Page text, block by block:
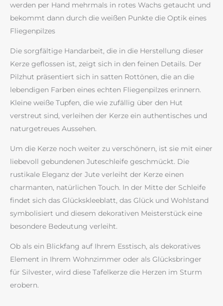
werden per Hand mehrmals in rotes Wachs getaucht und
bekommt dann durch die weißen Punkte die Optik eines
Fliegenpilzes
Die sorgfältige Handarbeit, die in die Herstellung dieser
Kerze geflossen ist, zeigt sich in den feinen Details. Der
Pilzhut präsentiert sich in satten Rottönen, die an die
lebendigen Farben eines echten Fliegenpilzes erinnern.
Kleine weiße Tupfen, die wie zufällig über den Hut
verstreut sind, verleihen der Kerze ein authentisches und
naturgetreues Aussehen.
Um die Kerze noch weiter zu verschönern, ist sie mit einer
liebevoll gebundenen Juteschleife geschmückt. Die
rustikale Eleganz der Jute verleiht der Kerze einen
charmanten, natürlichen Touch. In der Mitte der Schleife
findet sich das Glückskleeblatt, das Glück und Wohlstand
symbolisiert und diesem dekorativen Meisterstück eine
besondere Bedeutung verleiht.
Ob als ein Blickfang auf Ihrem Esstisch, als dekoratives
Element in Ihrem Wohnzimmer oder als Glücksbringer
für Silvester, wird diese Tafelkerze die Herzen im Sturm
erobern.